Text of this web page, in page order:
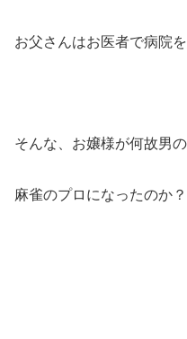
お父さんはお医者で病院
そんな、お嬢様が何故男
麻雀のプロになったのか？